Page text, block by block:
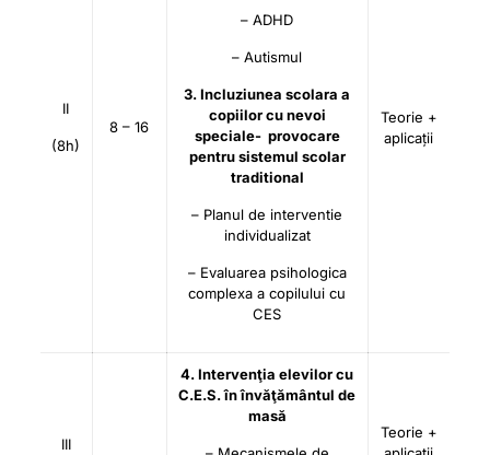
II
(8h)
8 – 16
– ADHD
– Autismul
3. Incluziunea scolara a
copiilor cu nevoi
speciale- provocare
pentru sistemul scolar
traditional
– Planul de interventie
individualizat
– Evaluarea psihologica
complexa a copilului cu
CES
Teorie +
aplicații
III
4. Intervenţia elevilor cu
C.E.S. în învăţământul de
masă
Teorie +